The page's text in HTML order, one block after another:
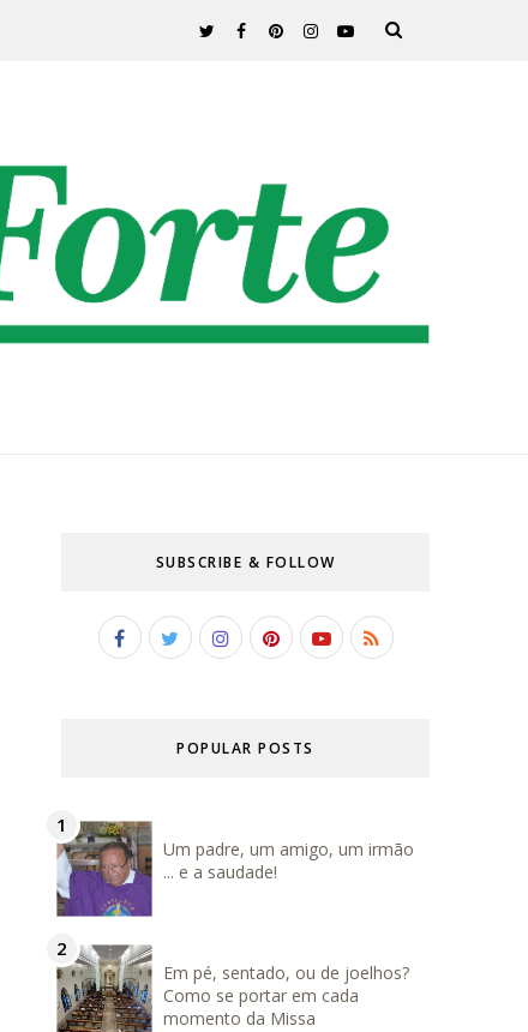
SUBSCRIBE & FOLLOW
POPULAR POSTS
Um padre, um amigo, um irmão
... e a saudade!
Em pé, sentado, ou de joelhos?
Como se portar em cada
momento da Missa